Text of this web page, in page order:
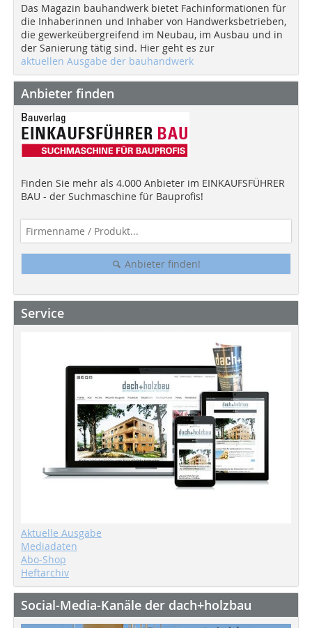
Das Magazin bauhandwerk bietet Fachinformationen für
die Inhaberinnen und Inhaber von Handwerksbetrieben,
die gewerkeübergreifend im Neubau, im Ausbau und in
der Sanierung tätig sind. Hier geht es zur
aktuellen Ausgabe der bauhandwerk
Anbieter finden
Finden Sie mehr als 4.000 Anbieter im EINKAUFSFÜHRER
BAU - der Suchmaschine für Bauprofis!
Anbieter finden!
Service
Aktuelle Ausgabe
Mediadaten
Abo-Shop
Heftarchiv
Social-Media-Kanäle der dach+holzbau